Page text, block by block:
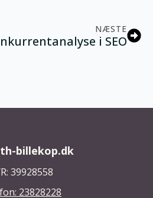
NÆSTE
i SEO
billekop.dk
39928558
23828228